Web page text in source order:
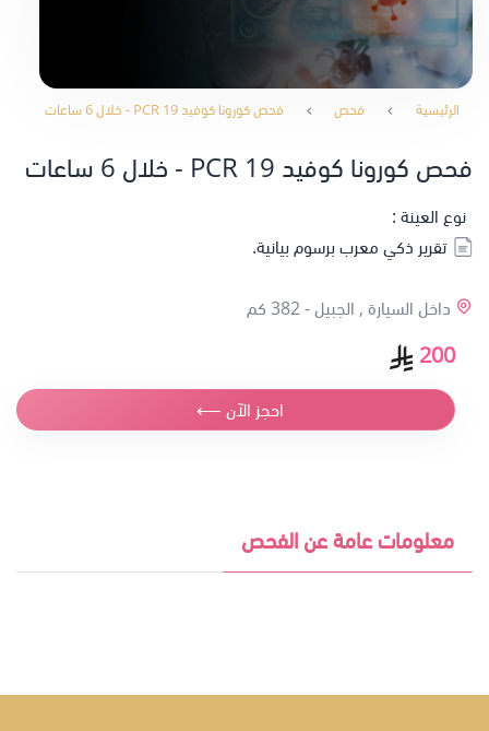
الرئيسية فحص فحص كورونا كوفيد 19 PCR - خلال 6 ساعات
فحص كورونا كوفيد 19 PCR - خلال 6 ساعات
نوع العينة :
تقرير ذكي معرب برسوم بيانية.
داخل السيارة , الجبيل -382 كم
200
احجز الآن ⟵
معلومات عامة عن الفحص